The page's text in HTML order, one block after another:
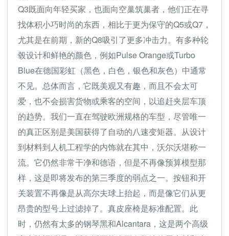
Q3既面向年轻买家，也面向空巢筑巢者，他们正在寻
找体积小巧时尚的东西，相比于更为保守的Q5或Q7，
尤其是在前期，新的Q8吸引了更多冲击力。有多种轮
毂设计和鲜艳的颜色，例如Pulse Orange或Turbo
Blue在德国彩虹（黑色，白色，银色和灰色）中通常
不见。总体而言，它既美观又有趣，而且不会太可
爱，也不会损害货物或乘客的空间，以追赶夹层车顶
的趋势。我们一直在驾驶欧洲规格的车型，尽管唯一
的真正区别是美国获得了自动的八速变矩器。从设计
到材料到人机工程学的内饰就在其中，沃尔沃堪称一
流。它仍然非常干净和德语，但是不再像预算模型那
样，这是即将发布的第三季度的弱点之一。按钮和开
关装置不再像是从高尔夫球上抬起，而是像它们从更
昂贵的型号上过滤掉了。真皮座椅是标准配置。此
时，仍然有太多的钢琴黑和Alcantara，这是两个高级